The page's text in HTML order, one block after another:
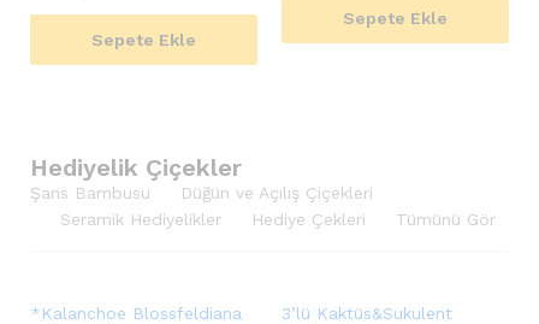
Sepete Ekle
Sepete Ekle
Hediyelik Çiçekler
Şans Bambusu
Düğün ve Açılış Çiçekleri
Seramik Hediyelikler
Hediye Çekleri Tümünü Gör
*Kalanchoe Blossfeldiana
3’lü Kaktüs&Sukulent